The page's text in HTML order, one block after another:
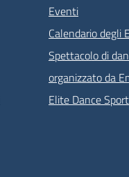
Eventi
Calendario degli
Spettacolo di
organizzato da
Elite Dance